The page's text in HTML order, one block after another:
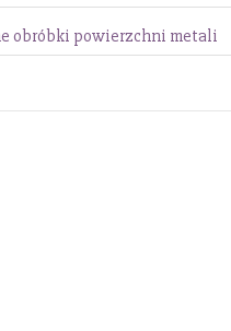
obróbki powierzchni metali